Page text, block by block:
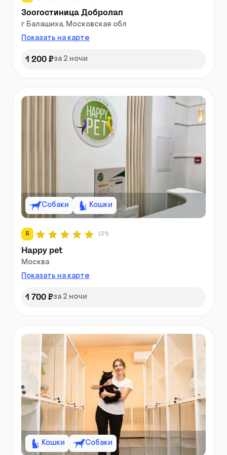
Зоогостиница Добролап
г Балашиха, Московская обл
Показать на карте
1 200 ₽за 2 ночи
Собаки Кошки
5 (21)
Happy pet
Москва
Показать на карте
1 700 ₽за 2 ночи
Кошки Собаки